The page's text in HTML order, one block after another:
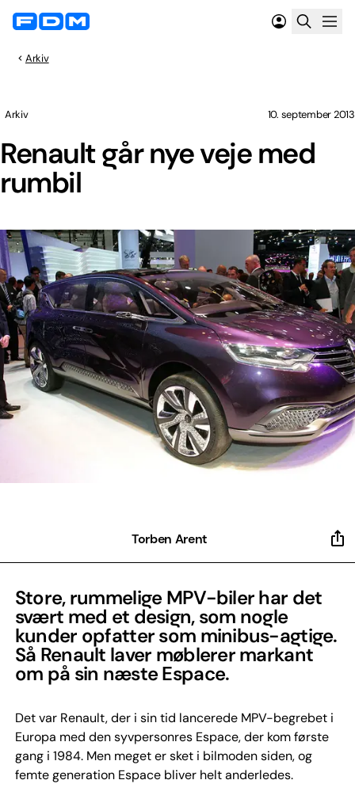
Arkiv
Renault går nye veje med
rumbil
Arkiv 10. september 2013
Torben Arent
Store, rummelige MPV-biler har det
svært med et design, som nogle
kunder opfatter som minibus-agtige.
Så Renault laver møblerer markant
om på sin næste Espace.
Det var Renault, der i sin tid lancerede MPV-begrebet i
Europa med den syvpersonres Espace, der kom første
gang i 1984. Men meget er sket i bilmoden siden, og
femte generation Espace bliver helt anderledes.